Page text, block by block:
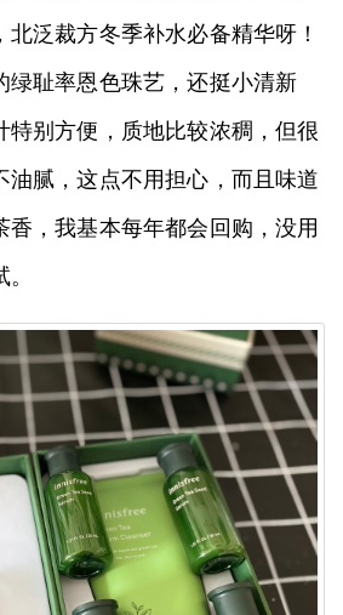
泛裁方冬季补水必备精华呀！
绿耻率恩色珠艺，还挺小清新
特别方便，质地比较浓稠，但很
油腻，这点不用担心，而且味道
香，我基本每年都会回购，没用